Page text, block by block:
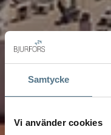
Samtycke
Vi använder cookies